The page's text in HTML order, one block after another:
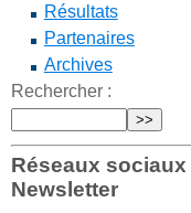
Résultats
Partenaires
Archives
Rechercher :
Réseaux sociaux
Newsletter